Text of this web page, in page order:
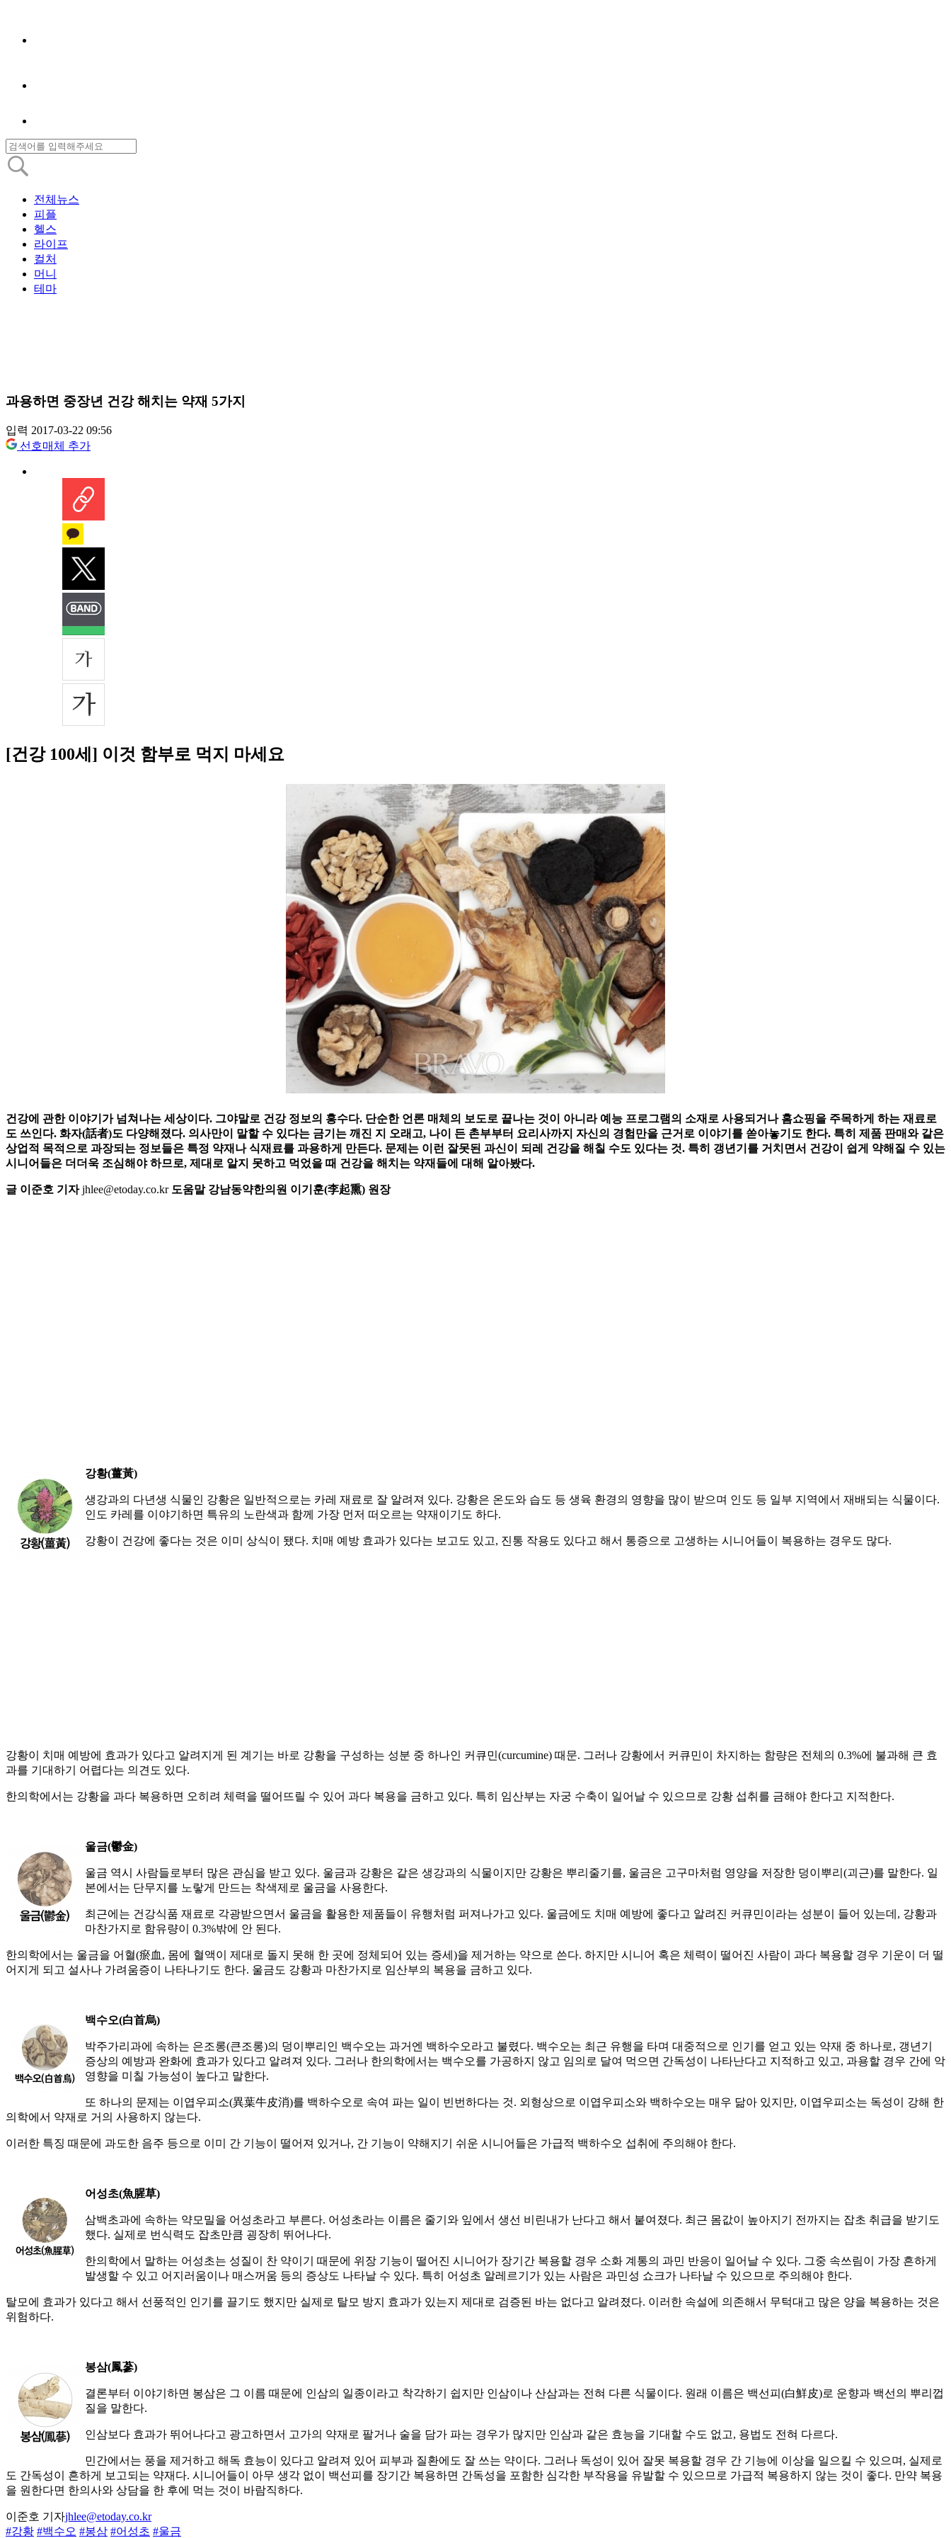
전체뉴스
피플
헬스
라이프
컬처
머니
테마
과용하면 중장년 건강 해치는 약재 5가지
입력 2017-03-22 09:56
선호매체 추가
[건강 100세] 이것 함부로 먹지 마세요
건강에 관한 이야기가 넘쳐나는 세상이다. 그야말로 건강 정보의 홍수다. 단순한 언론 매체의 보도로 끝나는 것이 아니라 예능 프로그램의 소재로 사용되거나 홈쇼핑을 주목하게 하는 재료로
도 쓰인다. 화자(話者)도 다양해졌다. 의사만이 말할 수 있다는 금기는 깨진 지 오래고, 나이 든 촌부부터 요리사까지 자신의 경험만을 근거로 이야기를 쏟아놓기도 한다. 특히 제품 판매와 같은
상업적 목적으로 과장되는 정보들은 특정 약재나 식재료를 과용하게 만든다. 문제는 이런 잘못된 과신이 되레 건강을 해칠 수도 있다는 것. 특히 갱년기를 거치면서 건강이 쉽게 약해질 수 있는
시니어들은 더더욱 조심해야 하므로, 제대로 알지 못하고 먹었을 때 건강을 해치는 약재들에 대해 알아봤다.
글 이준호 기자jhlee@etoday.co.kr 도움말 강남동약한의원 이기훈(李起熏) 원장
강황(薑黃)
생강과의 다년생 식물인 강황은 일반적으로는 카레 재료로 잘 알려져 있다. 강황은 온도와 습도 등 생육 환경의 영향을 많이 받으며 인도 등 일부 지역에서 재배되는 식물이다.
인도 카레를 이야기하면 특유의 노란색과 함께 가장 먼저 떠오르는 약재이기도 하다.
강황이 건강에 좋다는 것은 이미 상식이 됐다. 치매 예방 효과가 있다는 보고도 있고, 진통 작용도 있다고 해서 통증으로 고생하는 시니어들이 복용하는 경우도 많다.
강황이 치매 예방에 효과가 있다고 알려지게 된 계기는 바로 강황을 구성하는 성분 중 하나인 커큐민(curcumine) 때문. 그러나 강황에서 커큐민이 차지하는 함량은 전체의 0.3%에 불과해 큰 효
과를 기대하기 어렵다는 의견도 있다.
한의학에서는 강황을 과다 복용하면 오히려 체력을 떨어뜨릴 수 있어 과다 복용을 금하고 있다. 특히 임산부는 자궁 수축이 일어날 수 있으므로 강황 섭취를 금해야 한다고 지적한다.
울금(鬱金)
울금 역시 사람들로부터 많은 관심을 받고 있다. 울금과 강황은 같은 생강과의 식물이지만 강황은 뿌리줄기를, 울금은 고구마처럼 영양을 저장한 덩이뿌리(괴근)를 말한다. 일
본에서는 단무지를 노랗게 만드는 착색제로 울금을 사용한다.
최근에는 건강식품 재료로 각광받으면서 울금을 활용한 제품들이 유행처럼 퍼져나가고 있다. 울금에도 치매 예방에 좋다고 알려진 커큐민이라는 성분이 들어 있는데, 강황과
마찬가지로 함유량이 0.3%밖에 안 된다.
한의학에서는 울금을 어혈(瘀血, 몸에 혈액이 제대로 돌지 못해 한 곳에 정체되어 있는 증세)을 제거하는 약으로 쓴다. 하지만 시니어 혹은 체력이 떨어진 사람이 과다 복용할 경우 기운이 더 떨
어지게 되고 설사나 가려움증이 나타나기도 한다. 울금도 강황과 마찬가지로 임산부의 복용을 금하고 있다.
백수오(白首烏)
박주가리과에 속하는 은조롱(큰조롱)의 덩이뿌리인 백수오는 과거엔 백하수오라고 불렸다. 백수오는 최근 유행을 타며 대중적으로 인기를 얻고 있는 약재 중 하나로, 갱년기
증상의 예방과 완화에 효과가 있다고 알려져 있다. 그러나 한의학에서는 백수오를 가공하지 않고 임의로 달여 먹으면 간독성이 나타난다고 지적하고 있고, 과용할 경우 간에 악
영향을 미칠 가능성이 높다고 말한다.
또 하나의 문제는 이엽우피소(異葉牛皮消)를 백하수오로 속여 파는 일이 빈번하다는 것. 외형상으로 이엽우피소와 백하수오는 매우 닮아 있지만, 이엽우피소는 독성이 강해 한
의학에서 약재로 거의 사용하지 않는다.
이러한 특징 때문에 과도한 음주 등으로 이미 간 기능이 떨어져 있거나, 간 기능이 약해지기 쉬운 시니어들은 가급적 백하수오 섭취에 주의해야 한다.
어성초(魚腥草)
삼백초과에 속하는 약모밀을 어성초라고 부른다. 어성초라는 이름은 줄기와 잎에서 생선 비린내가 난다고 해서 붙여졌다. 최근 몸값이 높아지기 전까지는 잡초 취급을 받기도
했다. 실제로 번식력도 잡초만큼 굉장히 뛰어나다.
한의학에서 말하는 어성초는 성질이 찬 약이기 때문에 위장 기능이 떨어진 시니어가 장기간 복용할 경우 소화 계통의 과민 반응이 일어날 수 있다. 그중 속쓰림이 가장 흔하게
발생할 수 있고 어지러움이나 매스꺼움 등의 증상도 나타날 수 있다. 특히 어성초 알레르기가 있는 사람은 과민성 쇼크가 나타날 수 있으므로 주의해야 한다.
탈모에 효과가 있다고 해서 선풍적인 인기를 끌기도 했지만 실제로 탈모 방지 효과가 있는지 제대로 검증된 바는 없다고 알려졌다. 이러한 속설에 의존해서 무턱대고 많은 양을 복용하는 것은
위험하다.
봉삼(鳳蔘)
결론부터 이야기하면 봉삼은 그 이름 때문에 인삼의 일종이라고 착각하기 쉽지만 인삼이나 산삼과는 전혀 다른 식물이다. 원래 이름은 백선피(白鮮皮)로 운향과 백선의 뿌리껍
질을 말한다.
인삼보다 효과가 뛰어나다고 광고하면서 고가의 약재로 팔거나 술을 담가 파는 경우가 많지만 인삼과 같은 효능을 기대할 수도 없고, 용법도 전혀 다르다.
민간에서는 풍을 제거하고 해독 효능이 있다고 알려져 있어 피부과 질환에도 잘 쓰는 약이다. 그러나 독성이 있어 잘못 복용할 경우 간 기능에 이상을 일으킬 수 있으며, 실제로
도 간독성이 흔하게 보고되는 약재다. 시니어들이 아무 생각 없이 백선피를 장기간 복용하면 간독성을 포함한 심각한 부작용을 유발할 수 있으므로 가급적 복용하지 않는 것이 좋다. 만약 복용
을 원한다면 한의사와 상담을 한 후에 먹는 것이 바람직하다.
이준호 기자jhlee@etoday.co.kr
#강황 #백수오 #봉삼 #어성초 #울금